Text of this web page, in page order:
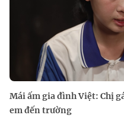
Mái ấm gia đình Việt: Chị
em đến trường